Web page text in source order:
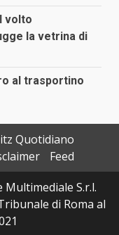
volto
la vetrina di
al trasportino
Quotidiano
Feed
S.r.l.
di Roma al